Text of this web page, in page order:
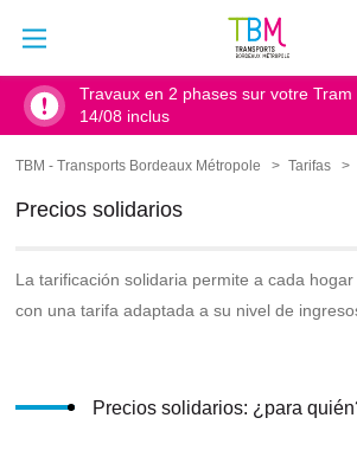
Accueil
Travaux en 2 phases sur votre Tram
14/08 inclus
Sobrescribir
de
la
navegación
TBM - Transports Bordeaux Métropole Tarifas
Precios solidarios
La tarificación solidaria permite a cada
con una tarifa adaptada a su nivel de
Precios solidarios: ¿para